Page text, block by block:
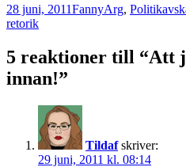
Postat
28 juni, 2011Författare
FannyKategorier
Arg, Politik
retorik
5 reaktioner till “Att
innan!”
Tildaf skriver:
29 juni, 2011 kl. 08:14